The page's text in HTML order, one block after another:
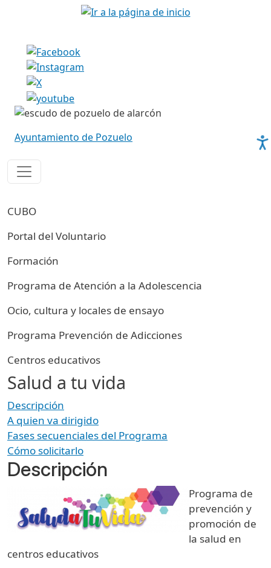
Pasar al contenido principal
Imagen
Imagen
Ayuntamiento de Pozuelo
Navegación principal cubo
CUBO
Portal del Voluntario
Formación
Programa de Atención a la Adolescencia
Ocio, cultura y locales de ensayo
Programa Prevención de Adicciones
Centros educativos
Salud a tu vida
Descripción
A quien va dirigido
Fases secuenciales del Programa
Cómo solicitarlo
Descripción
Programa de
prevención y
promoción de
la salud en
centros educativos